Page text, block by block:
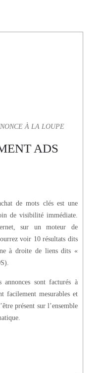
À LA LOUPE
ADS
de mots clés est une
de visibilité immédiate.
sur un moteur de
voir 10 résultats dits
à droite de liens dits «
annonces sont facturés à
facilement mesurables et
présent sur l’ensemble